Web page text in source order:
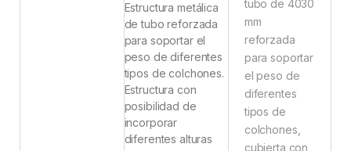
Estructura metálica
de tubo reforzada
para soportar el
peso de diferentes
tipos de colchones.
Estructura con
posibilidad de
incorporar
diferentes alturas
tubo de 4030
mm
reforzada
para soportar
el peso de
diferentes
tipos de
colchones,
cubierta con